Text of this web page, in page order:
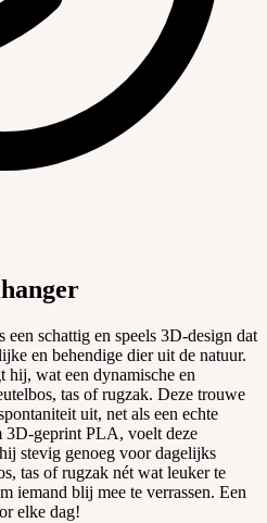
schattig en speels 3D-design dat
en behendige dier uit de natuur.
wat een dynamische en
tas of rugzak. Deze trouwe
uit, net als een echte
3D-geprint PLA, voelt deze
stevig genoeg voor dagelijks
tas of rugzak nét wat leuker te
iemand blij mee te verrassen. Een
elke dag!